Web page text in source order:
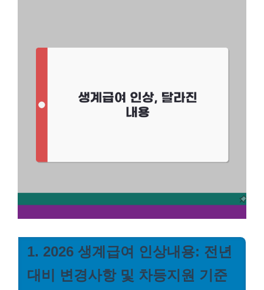
1. 2026 생계급여 인상내용: 전년
대비 변경사항 및 차등지원 기준